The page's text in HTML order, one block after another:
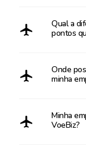
Qual a
pontos
Onde
minha
Minha
VoeBiz?